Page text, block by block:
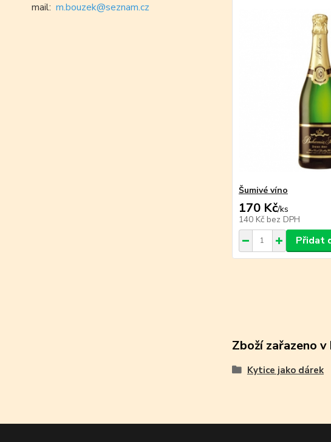
mail: m.bouzek@seznam.cz
Šumivé víno
170 Kč/ks
140 Kč bez DPH
Přidat
Zboží zařazeno
Kytice jako dárek